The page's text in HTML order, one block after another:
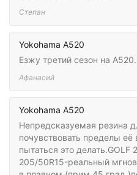
Степан
Yokohama A520
Езжу третий сезон на
Афанасий
Yokohama A520
Непредсказуемая резина
почувствовать пределы
пытаться это делать.GOLF
205/50R15-реальный